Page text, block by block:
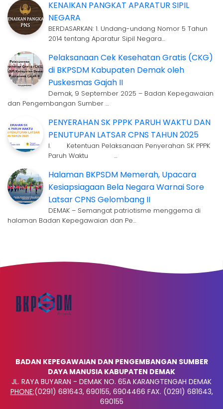
KENAIKAN PANGKAT APARATUR SIPIL
NEGARA
BERDASARKAN: 1. Undang-undang Nomor 5 Tahun
2014 tentang Aparatur Sipil Negara…
Pelaksanaan Cek Kesehatan Gratis (CKG)
di BKPSDM Kabupaten Demak oleh
Puskesmas Gajah II
Demak, 9 September 2025 – Badan Kepegawaian
dan Pengembangan Sumber …
PENYERAHAN SK PPPK PARUH WAKTU DAN
PENUTUPAN LATSAR CPNS TAHUN 2025
I. Ketentuan Pelaksanaan Penyerahan SK PPPK
Paruh Waktu …
Halaman BKPSDM Memerah, Upacara
Kesiapsiagaan Bela Negara Warnai Sore
Latsar CPNS Gelombang II
DEMAK – Semangat patriotisme menggema di
halaman Badan Kepegawaian dan Pe…
BADAN KEPEGAWAIAN DAN PENGEMBANGAN SUMBER
DAYA MANUSIA KABUPATEN DEMAK
JL. RAYA BUYARAN - DEMAK NO. 65A KARANGTENGAH DEMAK
PHONE:(0291) 681643, 690155, 6904466 FAX. (0291) 681643,
690155